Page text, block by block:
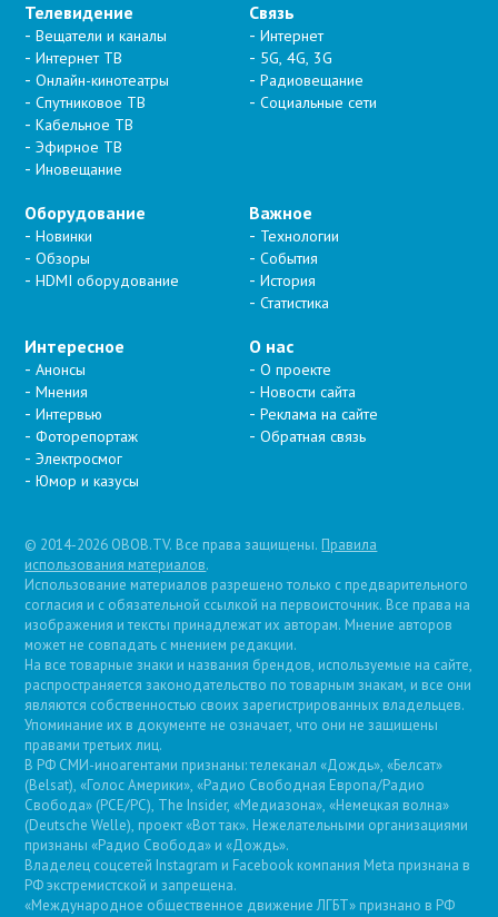
Телевидение
Вещатели и каналы
Интернет ТВ
Онлайн-кинотеатры
Спутниковое ТВ
Кабельное ТВ
Эфирное ТВ
Иновещание
Связь
Интернет
5G, 4G, 3G
Радиовещание
Социальные сети
Оборудование
Новинки
Обзоры
HDMI оборудование
Важное
Технологии
События
История
Статистика
Интересное
Анонсы
Мнения
Интервью
Фоторепортаж
Электросмог
Юмор и казусы
О нас
О проекте
Новости сайта
Реклама на сайте
Обратная связь
© 2014-2026 OBOB.TV. Все права защищены. Правила
использования материалов.
Использование материалов разрешено только с предварительного
согласия и с обязательной ссылкой на первоисточник. Все права на
изображения и тексты принадлежат их авторам. Мнение авторов
может не совпадать с мнением редакции.
На все товарные знаки и названия брендов, используемые на сайте,
распространяется законодательство по товарным знакам, и все они
являются собственностью своих зарегистрированных владельцев.
Упоминание их в документе не означает, что они не защищены
правами третьих лиц.
В РФ СМИ-иноагентами признаны: телеканал «Дождь», «Белсат»
(Belsat), «Голос Америки», «Радио Свободная Европа/Радио
Свобода» (PCE/PC), The Insider, «Медиазона», «Немецкая волна»
(Deutsche Welle), проект «Вот так». Нежелательными организациями
признаны «Радио Свобода» и «Дождь».
Владелец соцсетей Instagram и Facebook компания Metа признана в
РФ экстремистской и запрещена.
«Международное общественное движение ЛГБТ» признано в РФ